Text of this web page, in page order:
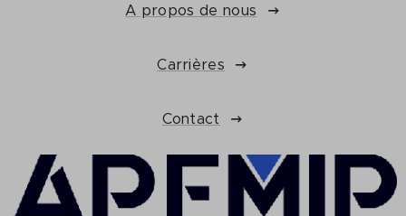
A propos de nous
Carrières
Contact